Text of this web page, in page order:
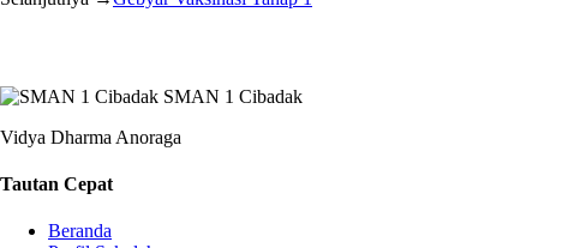
SMAN 1 Cibadak
Vidya Dharma Anoraga
Tautan Cepat
Beranda